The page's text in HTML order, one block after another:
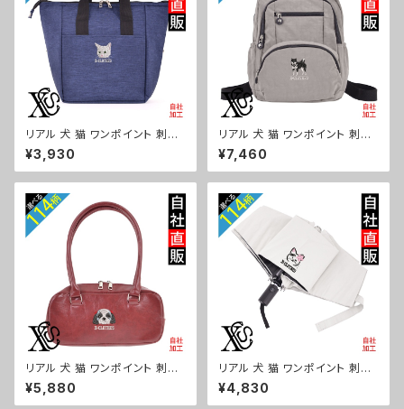
リアル 犬 猫 ワンポイント 刺繍
保冷保温 ランチバッグ 買い物バ
ッグ トートバッグ レディース メ
ンズ おしゃれ 雑貨 グッズ 自社
シーズー シュナウザー パグ ビ
ションフリーゼ ori-a-bg179-
b10-s
¥3,930
リアル 犬 猫 ワンポイント 刺繍
撥水 リュック レディース 大容量
8ポケット ナイロン 軽量 軽い
おしゃれ 雑貨 グッズ 自社ブラン
ー シュナウザー パグ ビションフ
リーゼ ori-a-bg178-b10-s
¥7,460
リアル 犬 猫 ワンポイント 刺繍
上品なシボ感 横長ショルダーバ
ッグ レディース ミニボストン 軽
¥5,880
リアル 犬 猫 ワンポイント 刺繍
【形状記憶+自動開閉】 折りたた
み傘 レディース メンズ 55cm
¥4,830